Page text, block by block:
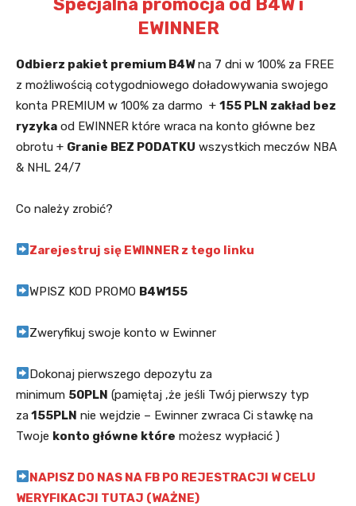
EWINNER
Odbierz pakiet premium B4Wna 7 dni w 100% za FREE
z możliwością cotygodniowego doładowywania swojego
konta PREMIUM w 100% za darmo + 155 PLN zakład bez
ryzyka od EWINNER które wraca na konto główne bez
obrotu + Granie BEZ PODATKU wszystkich meczów NBA
& NHL 24/7
Co należy zrobić?
Zarejestruj się EWINNER z tego linku
WPISZ KOD PROMO B4W155
Zweryfikuj swoje konto w Ewinner
Dokonaj pierwszego depozytu za
minimum 50PLN (pamiętaj ,że jeśli Twój pierwszy typ
za155PLN nie wejdzie – Ewinner zwraca Ci stawkę na
Twoje konto główne które możesz wypłacić )
NAPISZ DO NAS NA FB PO REJESTRACJI W CELU
WERYFIKACJI TUTAJ (WAŻNE)